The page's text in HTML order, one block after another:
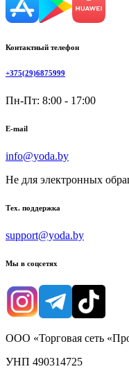
Контактный телефон
+375(29)6875999
Пн-Пт: 8:00 - 17:00
E-mail
info@yoda.by
Не для электронных
Тех. поддержка
support@yoda.by
Мы в соцсетях
ООО «Торговая сеть
УНП 490314725